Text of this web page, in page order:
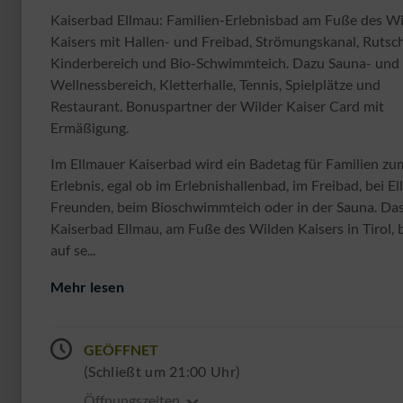
Kaiserbad Ellmau: Familien-Erlebnisbad am Fuße des
Kaisers mit Hallen- und Freibad, Strömungskanal,
Kinderbereich und Bio-Schwimmteich. Dazu Sauna- und
Wellnessbereich, Kletterhalle, Tennis, Spielplätze und
Restaurant. Bonuspartner der Wilder Kaiser Card mit
Ermäßigung.
Im Ellmauer Kaiserbad wird ein Badetag für Familien
Erlebnis, egal ob im Erlebnishallenbad, im Freibad, bei
Freunden, beim Bioschwimmteich oder in der Sauna. Das
Kaiserbad Ellmau, am Fuße des Wilden Kaisers in Tirol,
auf se...
Mehr lesen
GEÖFFNET
(Schließt um 21:00 Uhr)